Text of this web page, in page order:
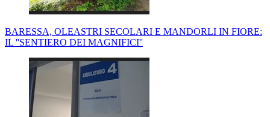
BARESSA, OLEASTRI SECOLARI E MANDORLI IN FIORE:
IL ''SENTIERO DEI MAGNIFICI''